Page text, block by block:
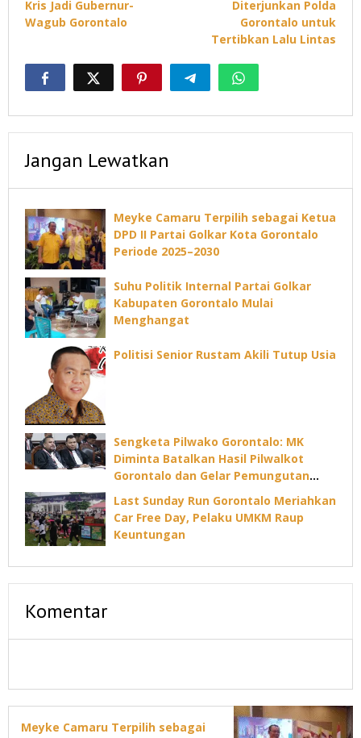
Kris Jadi Gubernur-
Wagub Gorontalo
Diterjunkan Polda
Gorontalo untuk
Tertibkan Lalu Lintas
Jangan Lewatkan
Meyke Camaru Terpilih sebagai Ketua
DPD II Partai Golkar Kota Gorontalo
Periode 2025–2030
Suhu Politik Internal Partai Golkar
Kabupaten Gorontalo Mulai
Menghangat
Politisi Senior Rustam Akili Tutup Usia
Sengketa Pilwako Gorontalo: MK
Diminta Batalkan Hasil Pilwalkot
Gorontalo dan Gelar Pemungutan
Suara Ulang
Last Sunday Run Gorontalo Meriahkan
Car Free Day, Pelaku UMKM Raup
Keuntungan
Komentar
Meyke Camaru Terpilih sebagai